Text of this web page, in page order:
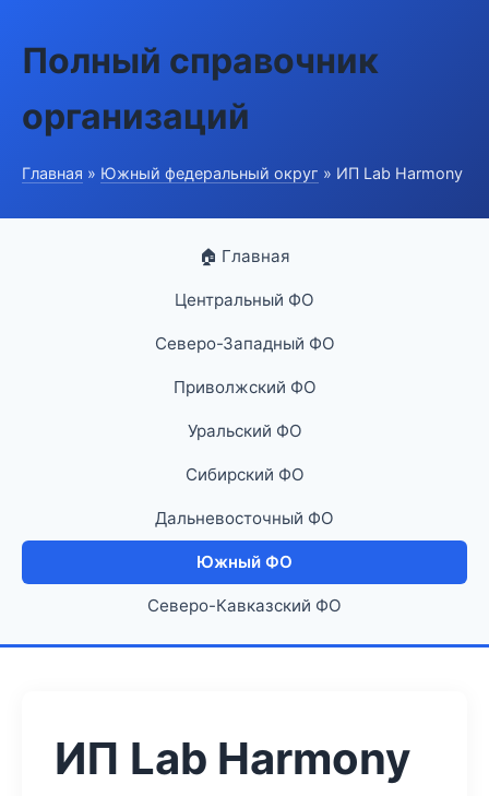
Полный справочник
организаций
Главная » Южный федеральный округ » ИП Lab Harmony
🏠 Главная
Центральный ФО
Северо-Западный ФО
Приволжский ФО
Уральский ФО
Сибирский ФО
Дальневосточный ФО
Южный ФО
Северо-Кавказский ФО
ИП Lab Harmony